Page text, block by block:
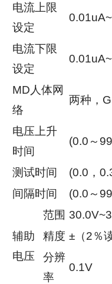
电流上限
设定
电流下限
设定
MD人体网
络
两种，
电压上升
时间
(0.0～
测试时间
(0.0，
间隔时间
(0.0～
辅助
电压
范围
精度 ±（2％
分辨
率
0.1V